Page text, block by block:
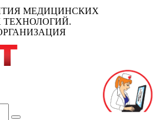
МЕДИЦИНСКИХ